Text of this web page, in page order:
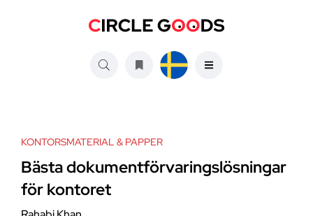
KONTORSMATERIAL & PAPPER
Bästa dokumentförvaringslösningar
för kontoret